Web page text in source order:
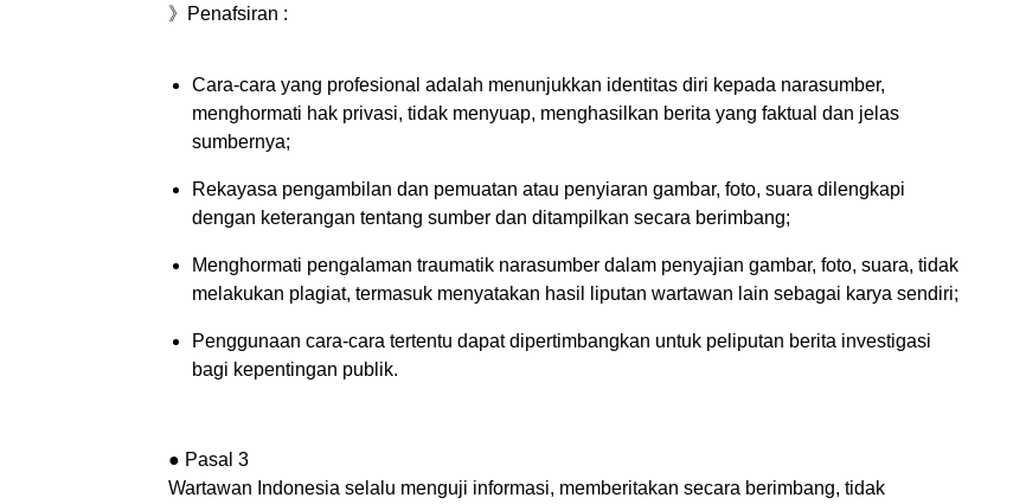
》Penafsiran :
Cara-cara yang profesional adalah menunjukkan identitas diri kepada narasumber,
menghormati hak privasi, tidak menyuap, menghasilkan berita yang faktual dan jelas
sumbernya;
Rekayasa pengambilan dan pemuatan atau penyiaran gambar, foto, suara dilengkapi
dengan keterangan tentang sumber dan ditampilkan secara berimbang;
Menghormati pengalaman traumatik narasumber dalam penyajian gambar, foto, suara, tidak
melakukan plagiat, termasuk menyatakan hasil liputan wartawan lain sebagai karya sendiri;
Penggunaan cara-cara tertentu dapat dipertimbangkan untuk peliputan berita investigasi
bagi kepentingan publik.
● Pasal 3
Wartawan Indonesia selalu menguji informasi, memberitakan secara berimbang, tidak